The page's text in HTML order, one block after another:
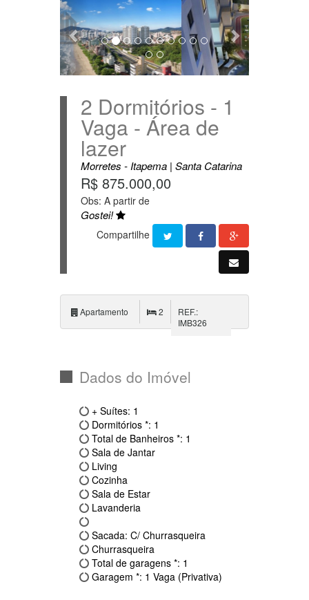
2 Dormitórios - 1
Vaga - Área de
lazer
Morretes - Itapema | Santa Catarina
R$ 875.000,00
Compartilhe
Apartamento
Dados do Imóvel
+ Suítes: 1
Dormitórios *: 1
Total de Banheiros *: 1